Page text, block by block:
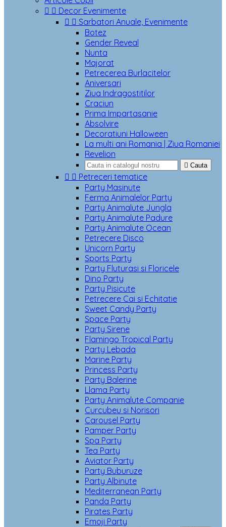
  Decor Evenimente
  Sarbatori Anuale, Evenimente
Botez
Gender Reveal
Nunta
Majorat
Petrecerea Burlacitelor
Aniversari
Ziua Indragostitilor
Craciun
Prima Impartasanie
Absolvire
Decoratiuni Halloween
La multi ani Romania | Ziua Romaniei
Revelion
 Cauta
  Petreceri tematice
Party Masinute
Ferma Animalelor Party
Party Animalute Jungla
Party Animalute Padure
Party Animalute Ocean
Petrecere Disco
Unicorn Party
Sports Party
Party Fluturasi si Floricele
Dino Party
Party Pisicute
Petrecere Cai si Echitatie
Sweet Candy Party
Space Party
Party Sirene
Flamingo Tropical Party
Party Lebada
Marine Party
Princess Party
Party Balerine
Llama Party
Party Animalute Companie
Curcubeu si Norisori
Carousel Party
Pamper Party
Spa Party
Tea Party
Aviator Party
Party Buburuze
Party Albinute
Mediterranean Party
Panda Party
Pirates Party
Emoji Party